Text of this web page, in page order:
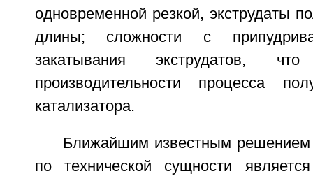
одновременной резкой, экструдаты
длины; сложности с
закатывания экструдатов,
производительности процесса
катализатора.
Ближайшим известным решением
по технической сущности